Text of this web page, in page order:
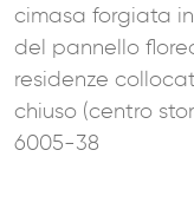
cimasa forgiata
del pannello
residenze
chiuso (centro
6005-38